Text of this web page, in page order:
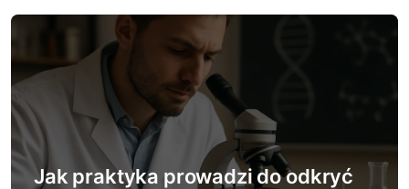
Jak praktyka prowadzi do odkryć